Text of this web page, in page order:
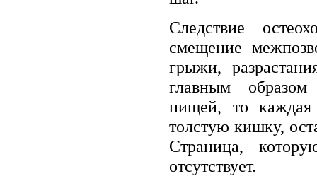
Следствие
смещение
грыжи,
главным
пищей, то каждая
толстую кишку,
Страница,
отсутствует.